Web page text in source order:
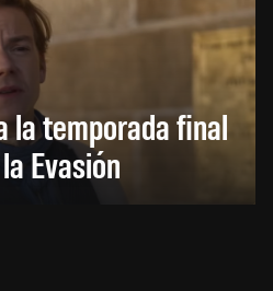
la temporada final
Evasión